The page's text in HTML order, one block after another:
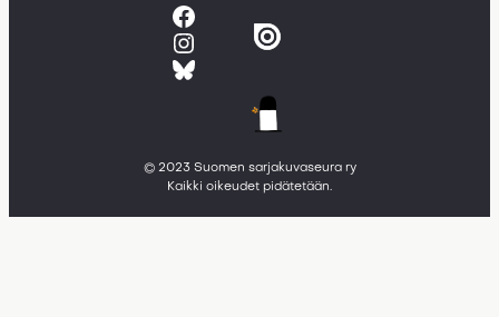
Facebook
Instagram
Bluesky
© 2023 Suomen sarjakuvaseura ry
Kaikki oikeudet pidätetään.